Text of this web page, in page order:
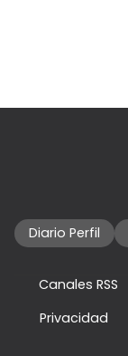
Diario Perfil
Canales RSS
Privacidad